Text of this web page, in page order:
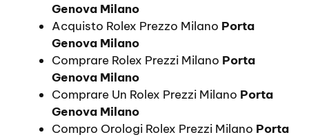
Genova Milano
Acquisto Rolex Prezzo Milano Porta
Genova Milano
Comprare Rolex Prezzi Milano Porta
Genova Milano
Comprare Un Rolex Prezzi Milano Porta
Genova Milano
Compro Orologi Rolex Prezzi Milano Porta